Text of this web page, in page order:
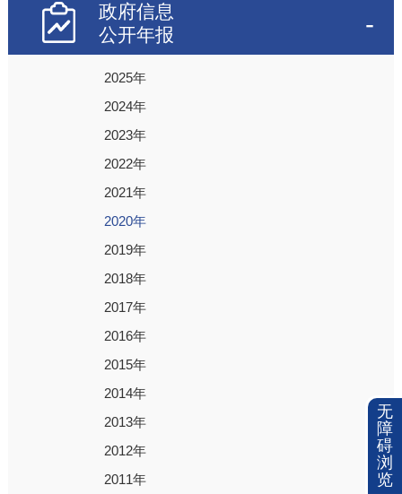
政府信息
公开年报
2025年
2024年
2023年
2022年
2021年
2020年
2019年
2018年
2017年
2016年
2015年
2014年
2013年
2012年
2011年
无
障
碍
浏
览